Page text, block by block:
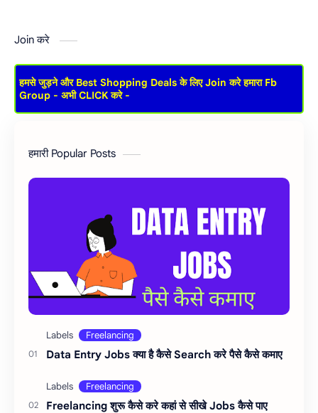
Join करे
हमसे जुड़ने और Best Shopping Deals के लिए Join करे हमारा Fb
Group - अभी CLICK करे -
हमारी Popular Posts
Data Entry Jobs क्या है कैसे Search करे पैसे कैसे कमाए
Freelancing शुरू कैसे करे कहां से सीखे Jobs कैसे पाए